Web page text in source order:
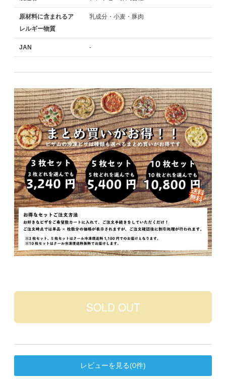
原材料に含まれるア
レルギー物質
乳成分・小麦・豚肉
JAN -
レビューを見る(0件)